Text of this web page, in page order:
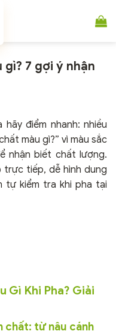
7 gợi ý nhận
điểm nhanh: nhiều
màu gì?” vì màu sắc
nhận biết chất lượng.
trực tiếp, dễ hình dung
tự kiểm tra khi pha tại
Gì Khi Pha? Giải
chất: từ nâu cánh